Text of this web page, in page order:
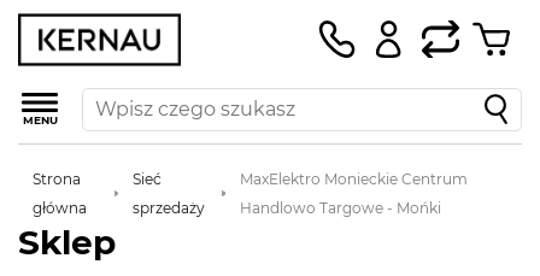
MENU
Strona
główna
Sieć
sprzedaży
MaxElektro Monieckie Centrum
Handlowo Targowe - Mońki
Sklep